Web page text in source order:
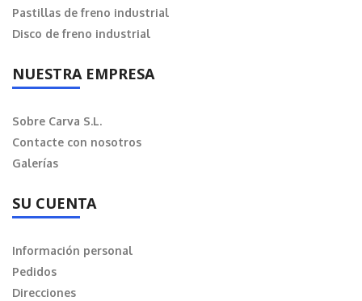
Pastillas de freno industrial
Disco de freno industrial
NUESTRA EMPRESA
Sobre Carva S.L.
Contacte con nosotros
Galerías
SU CUENTA
Información personal
Pedidos
Direcciones